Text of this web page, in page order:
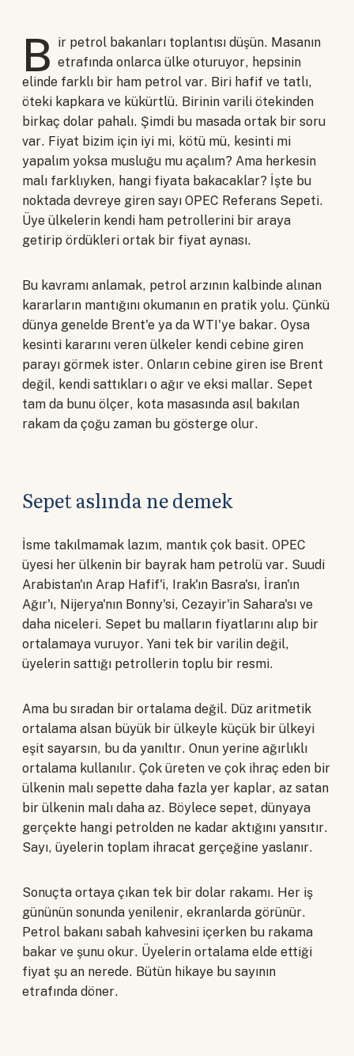
B ir petrol bakanları toplantısı düşün. Masanın
etrafında onlarca ülke oturuyor, hepsinin
elinde farklı bir ham petrol var. Biri hafif ve tatlı,
öteki kapkara ve kükürtlü. Birinin varili ötekinden
birkaç dolar pahalı. Şimdi bu masada ortak bir soru
var. Fiyat bizim için iyi mi, kötü mü, kesinti mi
yapalım yoksa musluğu mu açalım? Ama herkesin
malı farklıyken, hangi fiyata bakacaklar? İşte bu
noktada devreye giren sayı OPEC Referans Sepeti.
Üye ülkelerin kendi ham petrollerini bir araya
getirip ördükleri ortak bir fiyat aynası.
Bu kavramı anlamak, petrol arzının kalbinde alınan
kararların mantığını okumanın en pratik yolu. Çünkü
dünya genelde Brent'e ya da WTI'ye bakar. Oysa
kesinti kararını veren ülkeler kendi cebine giren
parayı görmek ister. Onların cebine giren ise Brent
değil, kendi sattıkları o ağır ve eksi mallar. Sepet
tam da bunu ölçer, kota masasında asıl bakılan
rakam da çoğu zaman bu gösterge olur.
Sepet aslında ne demek
İsme takılmamak lazım, mantık çok basit. OPEC
üyesi her ülkenin bir bayrak ham petrolü var. Suudi
Arabistan'ın Arap Hafif'i, Irak'ın Basra'sı, İran'ın
Ağır'ı, Nijerya'nın Bonny'si, Cezayir'in Sahara'sı ve
daha niceleri. Sepet bu malların fiyatlarını alıp bir
ortalamaya vuruyor. Yani tek bir varilin değil,
üyelerin sattığı petrollerin toplu bir resmi.
Ama bu sıradan bir ortalama değil. Düz aritmetik
ortalama alsan büyük bir ülkeyle küçük bir ülkeyi
eşit sayarsın, bu da yanıltır. Onun yerine ağırlıklı
ortalama kullanılır. Çok üreten ve çok ihraç eden bir
ülkenin malı sepette daha fazla yer kaplar, az satan
bir ülkenin malı daha az. Böylece sepet, dünyaya
gerçekte hangi petrolden ne kadar aktığını yansıtır.
Sayı, üyelerin toplam ihracat gerçeğine yaslanır.
Sonuçta ortaya çıkan tek bir dolar rakamı. Her iş
gününün sonunda yenilenir, ekranlarda görünür.
Petrol bakanı sabah kahvesini içerken bu rakama
bakar ve şunu okur. Üyelerin ortalama elde ettiği
fiyat şu an nerede. Bütün hikaye bu sayının
etrafında döner.